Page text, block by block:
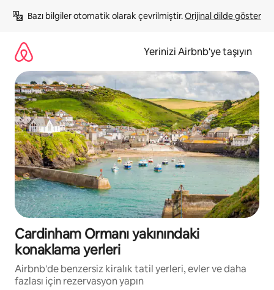
atla
Bazı bilgiler otomatik olarak çevrilmiştir. Orijinal dilde göster
Yerinizi Airbnb'ye taşıyın
Cardinham Ormanı yakınındaki
konaklama yerleri
Airbnb'de benzersiz kiralık tatil yerleri, evler ve daha
fazlası için rezervasyon yapın